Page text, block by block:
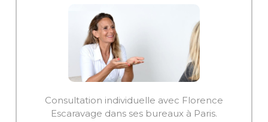
Consultation individuelle avec Florence
Escaravage dans ses bureaux à Paris.